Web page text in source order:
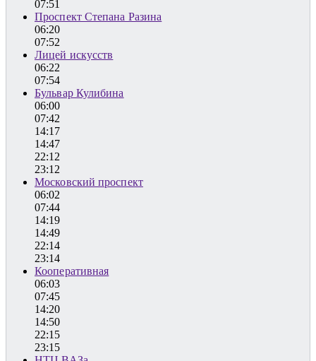
07:51
Проспект Степана Разина
06:20
07:52
Лицей искусств
06:22
07:54
Бульвар Кулибина
06:00
07:42
14:17
14:47
22:12
23:12
Московский проспект
06:02
07:44
14:19
14:49
22:14
23:14
Кооперативная
06:03
07:45
14:20
14:50
22:15
23:15